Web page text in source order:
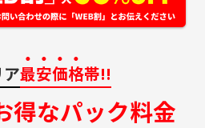
最安価格帯!!
得なパック料金